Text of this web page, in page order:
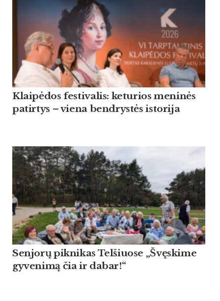
Klaipėdos festivalis: keturios meninės
patirtys – viena bendrystės istorija
Sen­jorų pik­ni­kas Tel­šiuo­se „Švęski­me
gy­ve­nimą čia ir da­bar!“